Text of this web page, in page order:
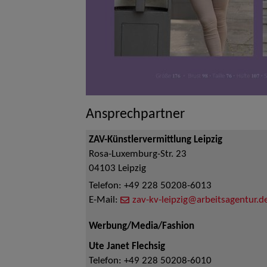
Ansprechpartner
ZAV-Künstlervermittlung Leipzig
Rosa-Luxemburg-Str. 23
04103 Leipzig
Telefon: +49 228 50208-6013
E-Mail:
zav-kv-
Werbung/Media/Fashion
Ute Janet Flechsig
Telefon: +49 228 50208-6010